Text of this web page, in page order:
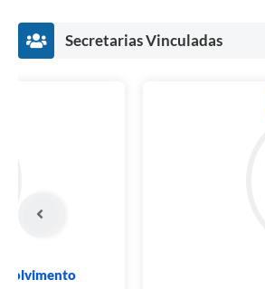
Secretarias Vinculadas
Inovação, Tecnologia e